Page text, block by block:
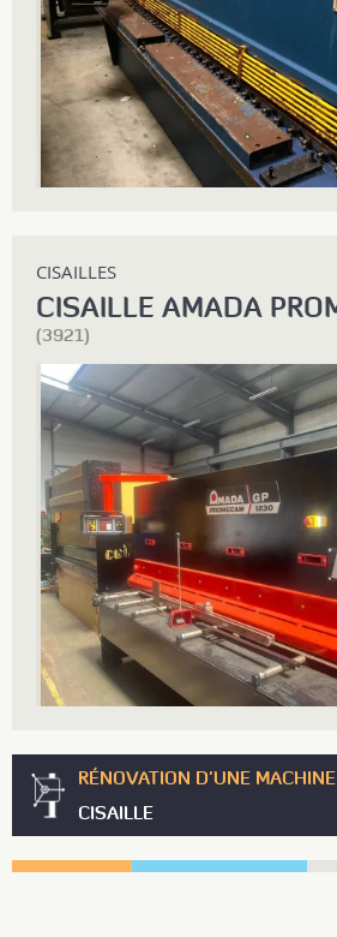
CISAILLES
(3921)
RÉNOVATION D'UNE MACHINE
CISAILLE